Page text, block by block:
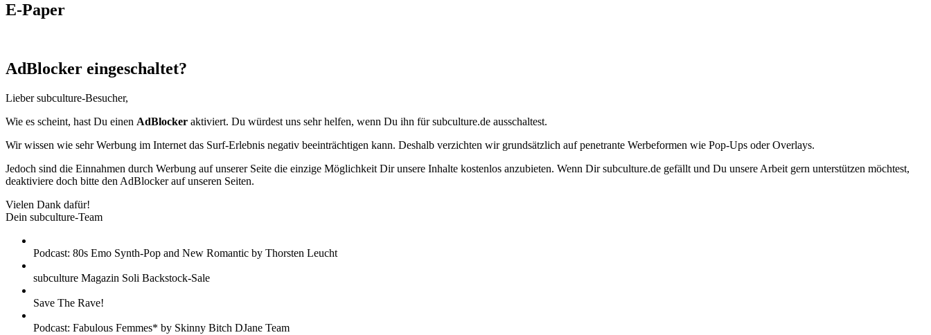
E-Paper
AdBlocker eingeschaltet?
Lieber subculture-Besucher,
Wie es scheint, hast Du einen AdBlocker aktiviert. Du würdest uns sehr helfen, wenn Du ihn für subculture.de ausschaltest.
Wir wissen wie sehr Werbung im Internet das Surf-Erlebnis negativ beeinträchtigen kann. Deshalb verzichten wir grundsätzlich auf penetrante Werbeformen wie Pop-Ups oder Overlays.
Jedoch sind die Einnahmen durch Werbung auf unserer Seite die einzige Möglichkeit Dir unsere Inhalte kostenlos anzubieten. Wenn Dir subculture.de gefällt und Du unsere Arbeit gern unterstützen möchtest,
deaktiviere doch bitte den AdBlocker auf unseren Seiten.
Vielen Dank dafür!
Dein subculture-Team
Podcast: 80s Emo Synth-Pop and New Romantic by Thorsten Leucht
subculture Magazin Soli Backstock-Sale
Save The Rave!
Podcast: Fabulous Femmes* by Skinny Bitch DJane Team